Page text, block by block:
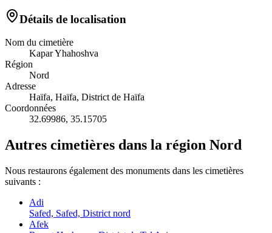
Détails de localisation
Nom du cimetière
Kapar Yhahoshva
Région
Nord
Adresse
Haïfa, Haïfa, District de Haïfa
Coordonnées
32.69986, 35.15705
Autres cimetières dans la région Nord
Nous restaurons également des monuments dans les cimetières
suivants :
Adi
Safed, Safed, District nord
Afek